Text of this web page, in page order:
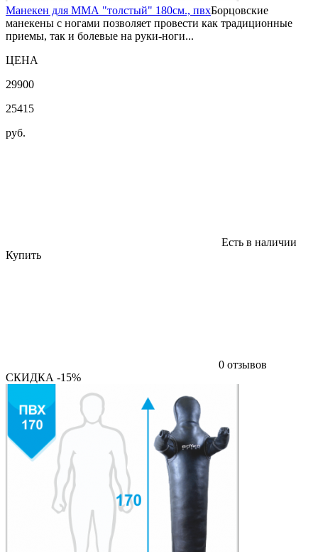
Манекен для ММА "толстый" 180см., пвхБорцовские
манекены с ногами позволяет провести как традиционные
приемы, так и болевые на руки-ноги...
ЦЕНА
29900
25415
руб.
Есть в наличии
Купить
0 отзывов
СКИДКА -15%